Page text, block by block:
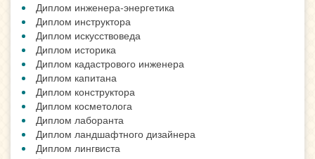
Диплом инженера-энергетика
Диплом инструктора
Диплом искусствоведа
Диплом историка
Диплом кадастрового инженера
Диплом капитана
Диплом конструктора
Диплом косметолога
Диплом лаборанта
Диплом ландшафтного дизайнера
Диплом лингвиста